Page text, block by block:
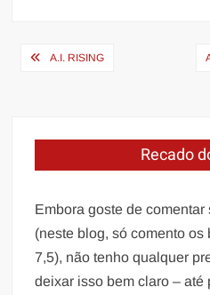
Navegação
A.I. RISING
Recado
Embora goste de
(neste blog, só comento
7,5), não tenho qualquer
deixar isso bem claro – até